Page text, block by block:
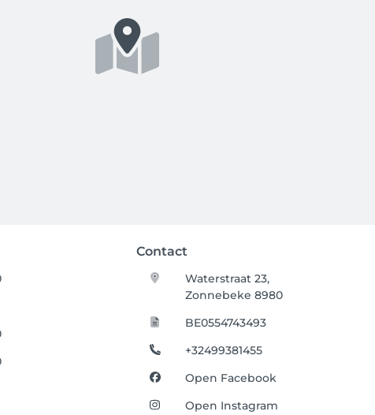
Contact
Waterstraat 23,
Zonnebeke 8980
BE0554743493
+32499381455
Open Facebook
Open Instagram